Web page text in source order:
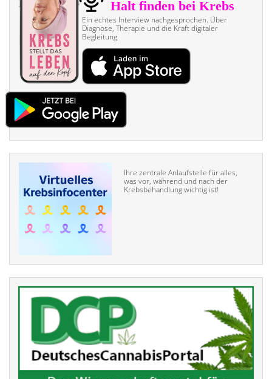
Ein echtes Interview nach­gesprochen. Über
Diagnose, Therapie und die Kraft digitaler
Begleitung
Ihre zentrale Anlaufstelle für alles,
was vor, während und nach der
Krebsbehandlung wichtig ist!